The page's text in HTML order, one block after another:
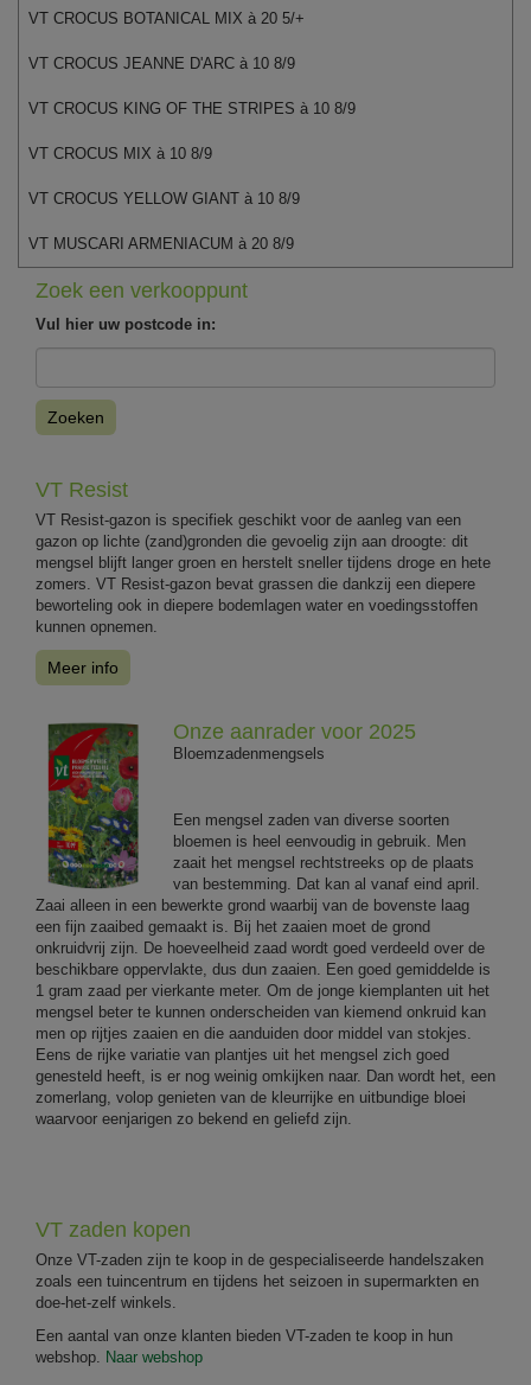
VT CROCUS BOTANICAL MIX à 20 5/+
VT CROCUS JEANNE D'ARC à 10 8/9
VT CROCUS KING OF THE STRIPES à 10 8/9
VT CROCUS MIX à 10 8/9
VT CROCUS YELLOW GIANT à 10 8/9
VT MUSCARI ARMENIACUM à 20 8/9
Zoek een verkooppunt
Vul hier uw postcode in:
Zoeken
VT Resist
VT Resist-gazon is specifiek geschikt voor de aanleg van een
gazon op lichte (zand)gronden die gevoelig zijn aan droogte: dit
mengsel blijft langer groen en herstelt sneller tijdens droge en hete
zomers. VT Resist-gazon bevat grassen die dankzij een diepere
beworteling ook in diepere bodemlagen water en voedingsstoffen
kunnen opnemen.
Meer info
Onze aanrader voor 2025
Bloemzadenmengsels
Een mengsel zaden van diverse soorten
bloemen is heel eenvoudig in gebruik. Men
zaait het mengsel rechtstreeks op de plaats
van bestemming. Dat kan al vanaf eind april.
Zaai alleen in een bewerkte grond waarbij van de bovenste laag
een fijn zaaibed gemaakt is. Bij het zaaien moet de grond
onkruidvrij zijn. De hoeveelheid zaad wordt goed verdeeld over de
beschikbare oppervlakte, dus dun zaaien. Een goed gemiddelde is
1 gram zaad per vierkante meter. Om de jonge kiemplanten uit het
mengsel beter te kunnen onderscheiden van kiemend onkruid kan
men op rijtjes zaaien en die aanduiden door middel van stokjes.
Eens de rijke variatie van plantjes uit het mengsel zich goed
genesteld heeft, is er nog weinig omkijken naar. Dan wordt het, een
zomerlang, volop genieten van de kleurrijke en uitbundige bloei
waarvoor eenjarigen zo bekend en geliefd zijn.
VT zaden kopen
Onze VT-zaden zijn te koop in de gespecialiseerde handelszaken
zoals een tuincentrum en tijdens het seizoen in supermarkten en
doe-het-zelf winkels.
Een aantal van onze klanten bieden VT-zaden te koop in hun
webshop. Naar webshop